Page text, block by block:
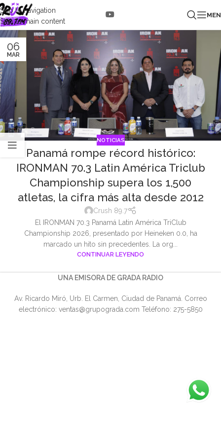
Skip to navigation
Skip to main content
06
MAR
NOTICIAS
Panamá rompe récord histórico:
IRONMAN 70.3 Latin América Triclub
Championship supera los 1,500
atletas, la cifra más alta desde 2012
Crush 89.7
El IRONMAN 70.3 Panamá Latin América TriClub
Championship 2026, presentado por Heineken 0.0, ha
marcado un hito sin precedentes. La org...
CONTINUAR LEYENDO
UNA EMISORA DE GRADA RADIO
Av. Ricardo Miró, Urb. El Carmen, Ciudad de Panamá. Correo
electrónico: ventas@grupograda.com Teléfono: 275-5850